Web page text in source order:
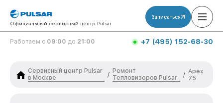
Официальный сервисный центр Pulsar
Записаться
Работаем с 09:00 до 21:00 +7 (495) 152-68-30
Сервисный центр Pulsar
в Москве
/
Ремонт
Тепловизоров Pulsar
/ Apex
75